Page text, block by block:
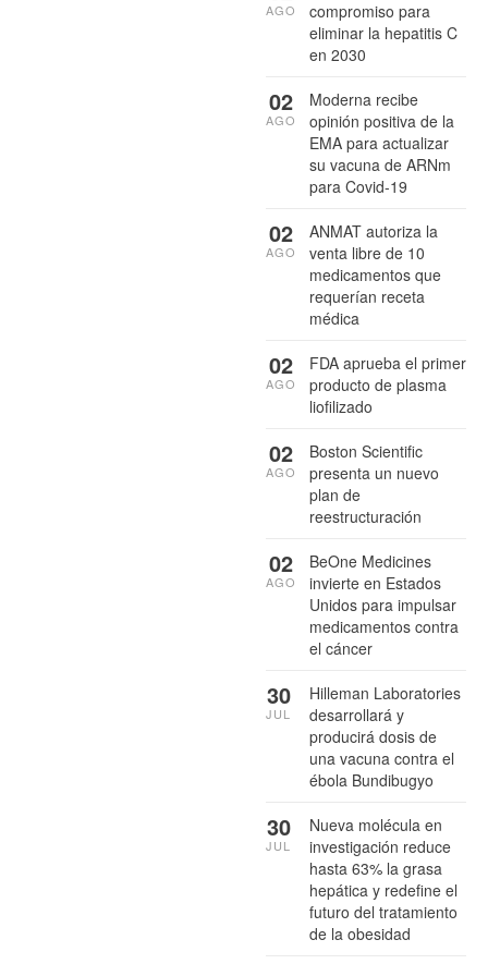
compromiso para
eliminar la hepatitis C
en 2030
AGO
Moderna recibe
opinión positiva de la
EMA para actualizar
su vacuna de ARNm
para Covid-19
02
AGO
ANMAT autoriza la
venta libre de 10
medicamentos que
requerían receta
médica
02
AGO
FDA aprueba el primer
producto de plasma
liofilizado
02
AGO
Boston Scientific
presenta un nuevo
plan de
reestructuración
02
AGO
BeOne Medicines
invierte en Estados
Unidos para impulsar
medicamentos contra
el cáncer
02
AGO
Hilleman Laboratories
desarrollará y
producirá dosis de
una vacuna contra el
ébola Bundibugyo
30
JUL
Nueva molécula en
investigación reduce
hasta 63% la grasa
hepática y redefine el
futuro del tratamiento
de la obesidad
30
JUL